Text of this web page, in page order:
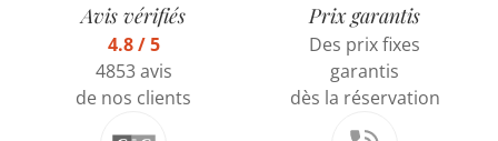
Avis vérifiés
4.8 / 5
4853 avis
de nos clients
Prix garantis
Des prix fixes
garantis
dès la réservation